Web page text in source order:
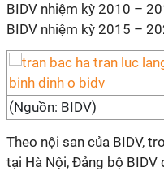
BIDV nhiệm kỳ 2010 –
BIDV nhiệm kỳ 2015 –
(Nguồn: BIDV)
Theo nội san của BIDV,
tại Hà Nội, Đảng bộ